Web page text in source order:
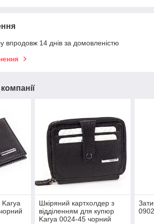
впродовж 14 днів за домовленістю
Karya
Шкіряний картхолдер з
відділенням для купюр
Karya 0024-45 чорний